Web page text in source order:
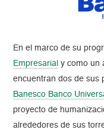
En el marco de su
Empresarial y como un
encuentran dos de sus
Banesco Banco
proyecto de
alrededores de sus